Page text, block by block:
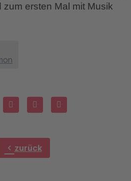
zum ersten Mal mit Musik
chevron_left zurück